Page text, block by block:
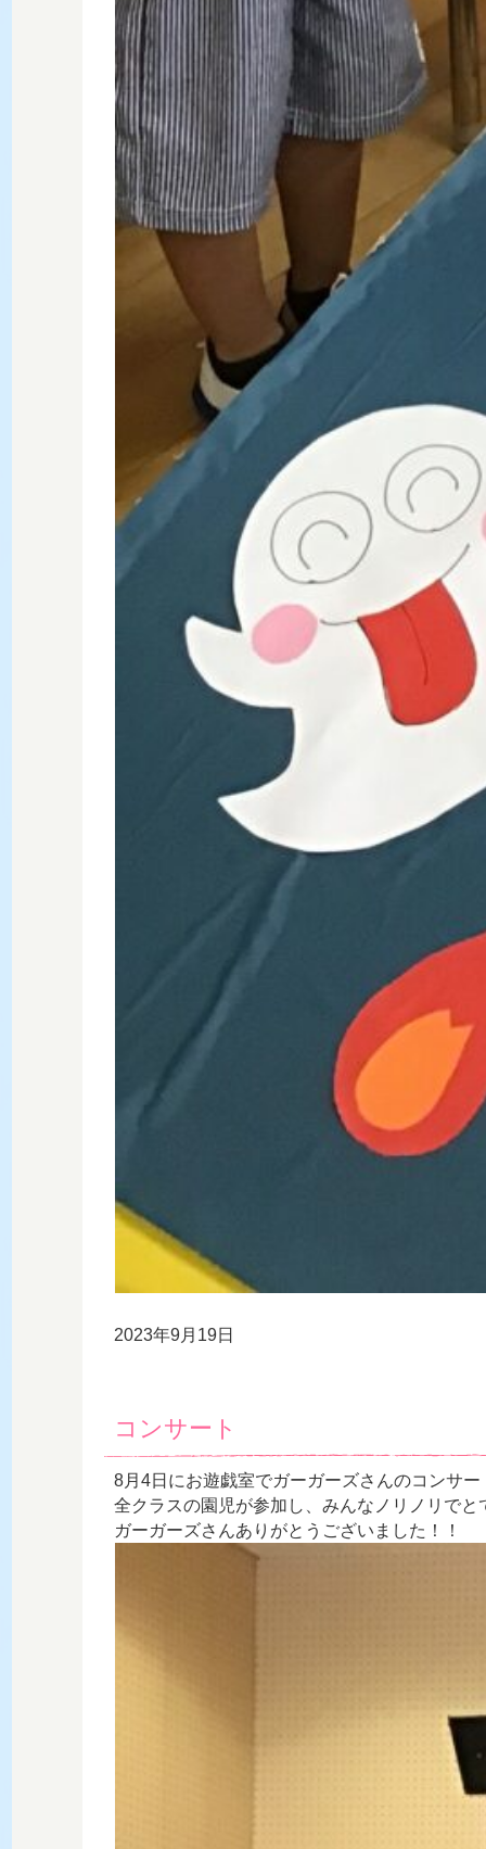
2023年9月19日
コンサート
8月4日にお遊戯室でガーガーズさんのコンサ
全クラスの園児が参加し、みんなノリノリで
ガーガーズさんありがとうございました！！